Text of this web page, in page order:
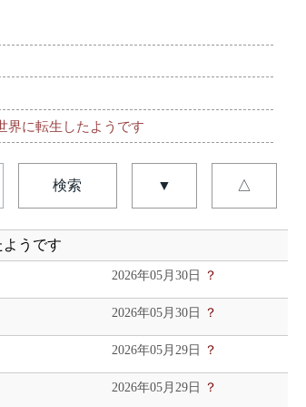
界に転生したようです
検索 ▼ △
うです
2026年05月30日 ？
2026年05月30日 ？
2026年05月29日 ？
2026年05月29日 ？